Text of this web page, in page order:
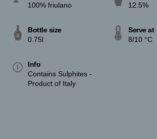
100% friulano
12.5%
Bottle size
0.75l
Serve at
8/10 °C
Info
Contains Sulphites -
Product of Italy